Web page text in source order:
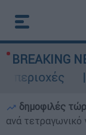
BREAKING
δημοφιλές
ανά τετραγωνικό